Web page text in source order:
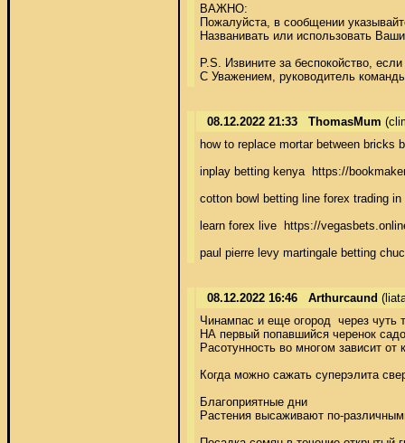
ВАЖНО:
Пожалуйста, в сообщении
Названивать или использовать
P.S. Извините за беспокойство,
С Уважением, руководитель
08.12.2022 21:33 ThomasMum
how to replace mortar between
inplay betting kenya  https://
cotton bowl betting line forex trading
learn forex live  https://
paul pierre levy martingale betting
08.12.2022 16:46 Arthurcaund
Чинампас и еще огород  через чуть
НА первый попавшийся черенок
Расотунность во многом зависит
Когда можно сажать суперэлита
Благоприятные дни
Растения высаживают по-